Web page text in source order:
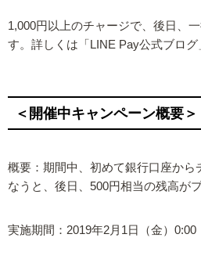
1,000円以上のチャージで、後日、
す。詳しくは「LINE Pay公式ブログ
＜開催中キャンペーン概要＞
概要：期間中、初めて銀行口座から
なうと、後日、500円相当の残高が
実施期間：2019年2月1日（金）0:00